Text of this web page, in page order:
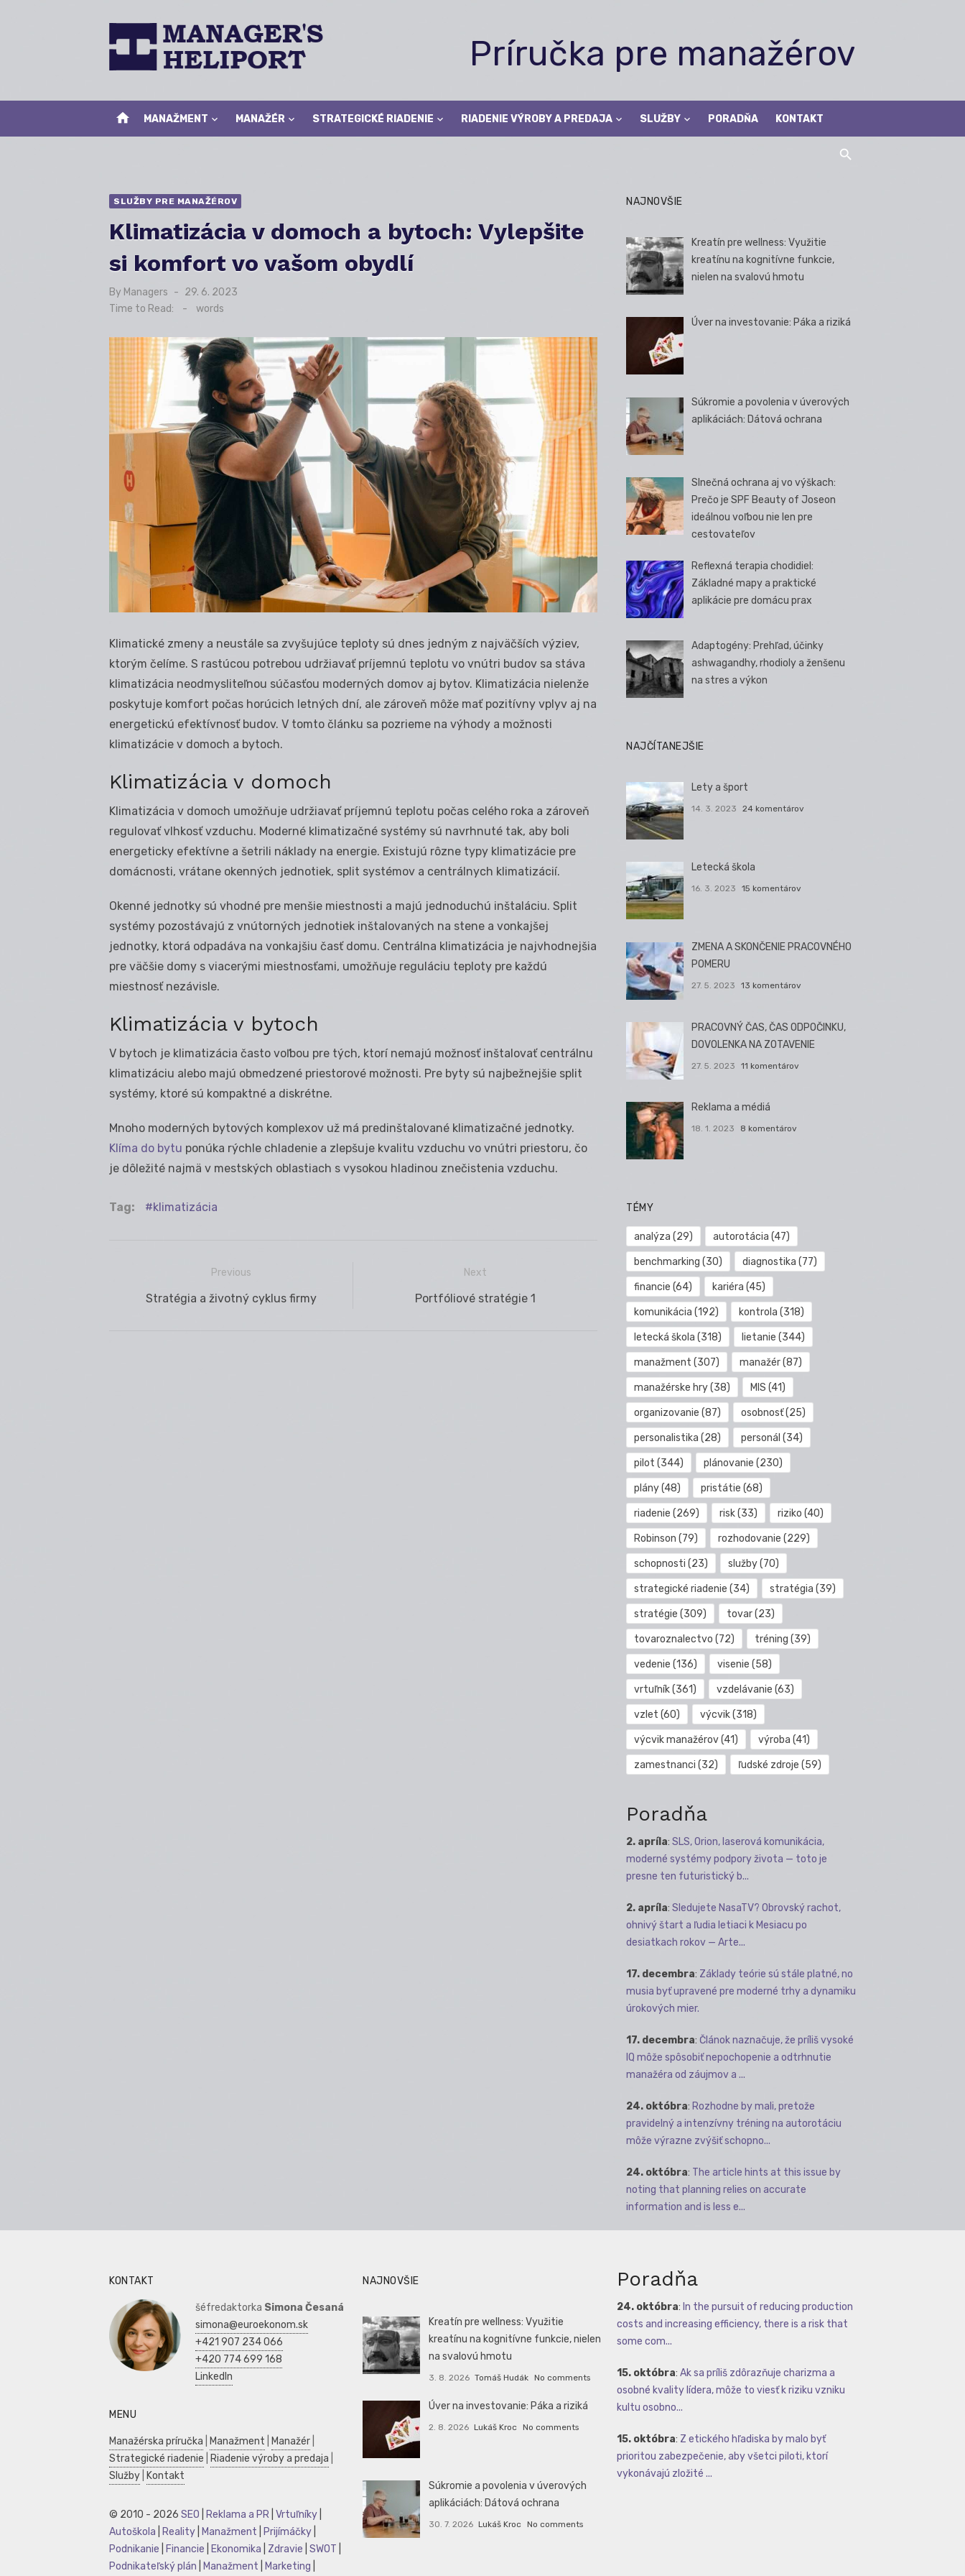
Príručka pre manažérov
home MANAŽMENT MANAŽÉR STRATEGICKÉ RIADENIE RIADENIE VÝROBY A PREDAJA SLUŽBY PORADŇA KONTAKT
SLUŽBY PRE MANAŽÉROV
Klimatizácia v domoch a bytoch: Vylepšite
si komfort vo vašom obydlí
By Managers
Posted
29. 6. 2023
Time to Read:
- words
Klimatické zmeny a neustále sa zvyšujúce teploty sú dnes jedným z najväčších výziev,
ktorým čelíme. S rastúcou potrebou udržiavať príjemnú teplotu vo vnútri budov sa stáva
klimatizácia neodmysliteľnou súčasťou moderných domov aj bytov. Klimatizácia nielenže
poskytuje komfort počas horúcich letných dní, ale zároveň môže mať pozitívny vplyv aj na
energetickú efektívnosť budov. V tomto článku sa pozrieme na výhody a možnosti
klimatizácie v domoch a bytoch.
Klimatizácia v domoch
Klimatizácia v domoch umožňuje udržiavať príjemnú teplotu počas celého roka a zároveň
regulovať vlhkosť vzduchu. Moderné klimatizačné systémy sú navrhnuté tak, aby boli
energeticky efektívne a šetrili náklady na energie. Existujú rôzne typy klimatizácie pre
domácnosti, vrátane okenných jednotiek, split systémov a centrálnych klimatizácií.
Okenné jednotky sú vhodné pre menšie miestnosti a majú jednoduchú inštaláciu. Split
systémy pozostávajú z vnútorných jednotiek inštalovaných na stene a vonkajšej
jednotky, ktorá odpadáva na vonkajšiu časť domu. Centrálna klimatizácia je najvhodnejšia
pre väčšie domy s viacerými miestnosťami, umožňuje reguláciu teploty pre každú
miestnosť nezávisle.
Klimatizácia v bytoch
V bytoch je klimatizácia často voľbou pre tých, ktorí nemajú možnosť inštalovať centrálnu
klimatizáciu alebo majú obmedzené priestorové možnosti. Pre byty sú najbežnejšie split
systémy, ktoré sú kompaktné a diskrétne.
Mnoho moderných bytových komplexov už má predinštalované klimatizačné jednotky.
Klíma do bytu ponúka rýchle chladenie a zlepšuje kvalitu vzduchu vo vnútri priestoru, čo
je dôležité najmä v mestských oblastiach s vysokou hladinou znečistenia vzduchu.
Tag: klimatizácia
Navigácia
Previous
Previous
Stratégia a životný cyklus firmy
Next
Next
Portfóliové stratégie 1
NAJNOVŠIE
Kreatín pre wellness: Využitie
kreatínu na kognitívne funkcie,
nielen na svalovú hmotu
Úver na investovanie: Páka a riziká
Súkromie a povolenia v úverových
aplikáciách: Dátová ochrana
Slnečná ochrana aj vo výškach:
Prečo je SPF Beauty of Joseon
ideálnou voľbou nie len pre
cestovateľov
Reflexná terapia chodidiel:
Základné mapy a praktické
aplikácie pre domácu prax
Adaptogény: Prehľad, účinky
ashwagandhy, rhodioly a ženšenu
na stres a výkon
NAJČÍTANEJŠIE
Lety a šport
14. 3. 2023 24 komentárov
Letecká škola
16. 3. 2023 15 komentárov
ZMENA A SKONČENIE PRACOVNÉHO
POMERU
27. 5. 2023 13 komentárov
PRACOVNÝ ČAS, ČAS ODPOČINKU,
DOVOLENKA NA ZOTAVENIE
27. 5. 2023 11 komentárov
Reklama a médiá
18. 1. 2023 8 komentárov
TÉMY
analýza (29) autorotácia (47)
benchmarking (30) diagnostika (77)
financie (64) kariéra (45)
komunikácia (192) kontrola (318)
letecká škola (318) lietanie (344)
manažment (307) manažér(87)
manažérske hry(38) MIS (41)
organizovanie (87) osobnosť(25)
personalistika (28) personál (34)
pilot (344) plánovanie (230)
plány(48) pristátie (68)
riadenie (269) risk(33) riziko (40)
Robinson (79) rozhodovanie (229)
schopnosti (23) služby(70)
strategické riadenie (34) stratégia (39)
stratégie (309) tovar(23)
tovaroznalectvo (72) tréning (39)
vedenie (136) visenie (58)
vrtuľník(361) vzdelávanie (63)
vzlet (60) výcvik(318)
výcvik manažérov(41) výroba (41)
zamestnanci (32) ľudské zdroje (59)
Poradňa
2. apríla: SLS, Orion, laserová komunikácia,
moderné systémy podpory života — toto je
presne ten futuristický b...
2. apríla: Sledujete NasaTV? Obrovský rachot,
ohnivý štart a ľudia letiaci k Mesiacu po
desiatkach rokov — Arte...
17. decembra: Základy teórie sú stále platné, no
musia byť upravené pre moderné trhy a dynamiku
úrokových mier.
17. decembra: Článok naznačuje, že príliš vysoké
IQ môže spôsobiť nepochopenie a odtrhnutie
manažéra od záujmov a ...
24. októbra: Rozhodne by mali, pretože
pravidelný a intenzívny tréning na autorotáciu
môže výrazne zvýšiť schopno...
24. októbra: The article hints at this issue by
noting that planning relies on accurate
information and is less e...
KONTAKT
šéfredaktorka Simona Česaná
simona@euroekonom.sk
+421 907 234 066
+420 774 699 168
LinkedIn
MENU
Manažérska príručka Manažment Manažér
Strategické riadenie
Riadenie výroby a predaja
Služby
Kontakt
© 2010 - 2026 SEO Reklama a PR Vrtuľníky
Autoškola
Reality Manažment Prijímáčky
Podnikanie
Financie Ekonomika Zdravie SWOT
Podnikateľský plán
Manažment Marketing
NAJNOVŠIE
Kreatín pre wellness: Využitie
kreatínu na kognitívne funkcie, nielen
na svalovú hmotu
3. 8. 2026 Tomáš Hudák No comments
Úver na investovanie: Páka a riziká
2. 8. 2026 Lukáš Kroc No comments
Súkromie a povolenia v úverových
aplikáciách: Dátová ochrana
30. 7. 2026 Lukáš Kroc No comments
Poradňa
24. októbra: In the pursuit of reducing production
costs and increasing efficiency, there is a risk that
some com...
15. októbra: Ak sa príliš zdôrazňuje charizma a
osobné kvality lídera, môže to viesť k riziku vzniku
kultu osobno...
15. októbra: Z etického hľadiska by malo byť
prioritou zabezpečenie, aby všetci piloti, ktorí
vykonávajú zložité ...